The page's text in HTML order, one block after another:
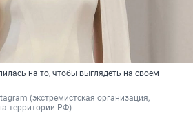
на то, чтобы выглядеть на своем
(экстремистская организация,
территории РФ)